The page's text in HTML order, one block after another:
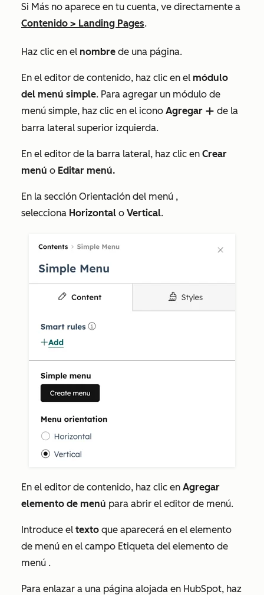
Si Más no aparece en tu cuenta, ve directamente a
Contenido > Landing Pages.
Haz clic en el nombre de una página.
En el editor de contenido, haz clic en el módulo
del menú simple. Para agregar un módulo de
menú simple, haz clic en el icono Agregar add de la
barra lateral superior izquierda.
En el editor de la barra lateral, haz clic en Crear
menú o Editar menú.
En la sección Orientación del menú ,
selecciona Horizontal o Vertical.
En el editor de contenido, haz clic en Agregar
elemento de menú para abrir el editor de menú.
Introduce el texto que aparecerá en el elemento
de menú en el campo Etiqueta del elemento de
menú .
Para enlazar a una página alojada en HubSpot, haz